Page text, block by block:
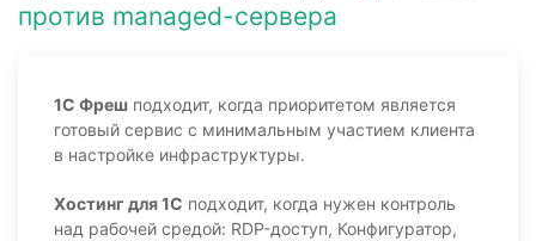
против managed-сервера
1С Фреш подходит, когда приоритетом является
готовый сервис с минимальным участием клиента
в настройке инфраструктуры.
Хостинг для 1С подходит, когда нужен контроль
над рабочей средой: RDP-доступ, Конфигуратор,